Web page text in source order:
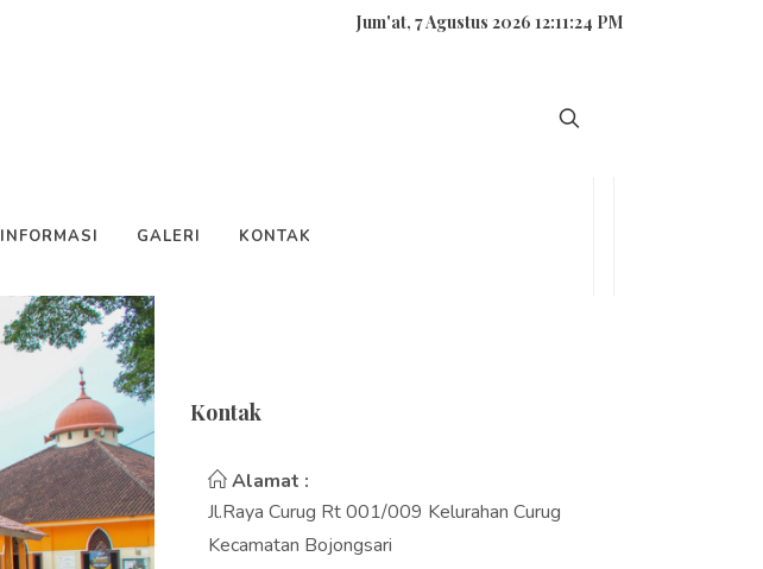
Jum'at, 7 Agustus 2026 12:11:26 PM
INFORMASI GALERI KONTAK
Kontak
Alamat :
Jl.Raya Curug Rt 001/009 Kelurahan Curug
Kecamatan Bojongsari